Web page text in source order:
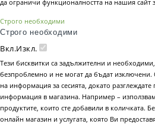
да ограничи функционалността на нашия сайт
Строго необходими
Строго необходими
Вкл.Изкл.
Тези бисквитки са задължителни и
безпроблемно и не могат да бъдат изключени.
на информация за сесията, докато разглеждате
информация в магазина. Например –
продуктите, които сте добавили в количката.
онлайн магазин и услугата, която Ви